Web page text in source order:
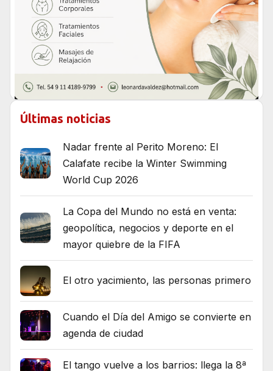
Últimas noticias
Nadar frente al Perito Moreno: El
Calafate recibe la Winter Swimming
World Cup 2026
La Copa del Mundo no está en venta:
geopolítica, negocios y deporte en el
mayor quiebre de la FIFA
El otro yacimiento, las personas primero
Cuando el Día del Amigo se convierte en
agenda de ciudad
El tango vuelve a los barrios: llega la 8ª